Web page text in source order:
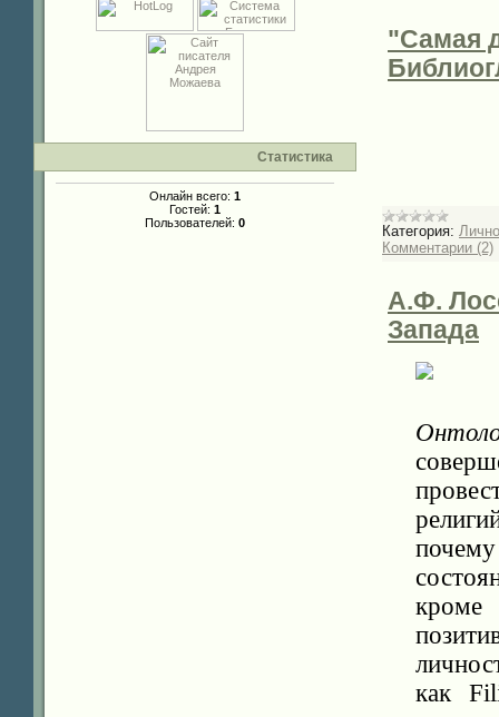
Статистика
Онлайн всего: 1
Гостей: 1
Пользователей: 0
"Самая
Категория:
Комментарии (2)
А.Ф.
Запада
как